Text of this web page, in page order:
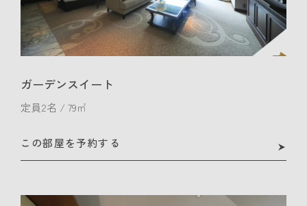
ガーデンスイート
定員2名 / 79㎡
この部屋を予約する